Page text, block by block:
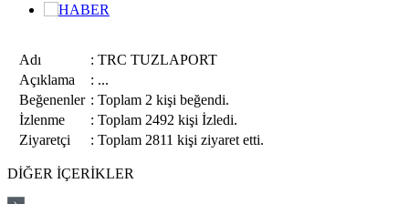
Adı : TRC TUZLAPORT
Açıklama
: ...
Beğenenler : Toplam 2 kişi beğendi.
İzlenme
: Toplam 2492 kişi İzledi.
Ziyaretçi
: Toplam 2811 kişi ziyaret etti.
DİĞER İÇERİKLER